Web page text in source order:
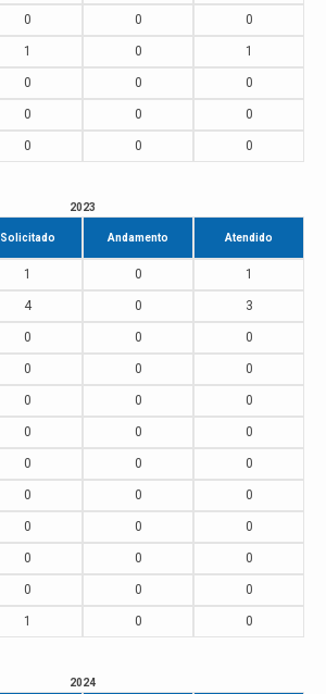
0 0 0
1 0 1
0 0 0
0 0 0
0 0 0
2023
Solicitado Andamento Atendido
1 0 1
4 0 3
0 0 0
0 0 0
0 0 0
0 0 0
0 0 0
0 0 0
0 0 0
0 0 0
0 0 0
1 0 0
2024